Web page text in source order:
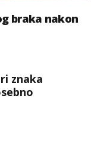
braka nakon
znaka